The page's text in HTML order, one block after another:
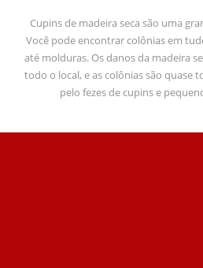
Cupins de madeira seca são uma
Você pode encontrar colônias em
até molduras. Os danos da madeira
todo o local, e as colônias são quase
pelo fezes de cupins e